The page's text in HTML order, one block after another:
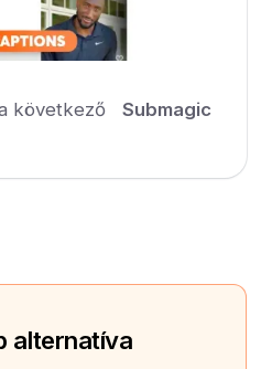
következő
Submagic
alternatíva